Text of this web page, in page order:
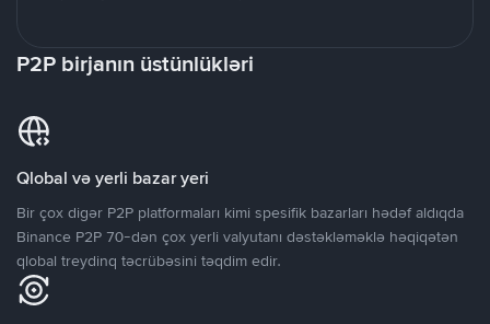
P2P birjanın üstünlükləri
Qlobal və yerli bazar yeri
Bir çox digər P2P platformaları kimi spesifik bazarları hədəf aldıqda
Binance P2P 70-dən çox yerli valyutanı dəstəkləməklə həqiqətən
qlobal treydinq təcrübəsini təqdim edir.